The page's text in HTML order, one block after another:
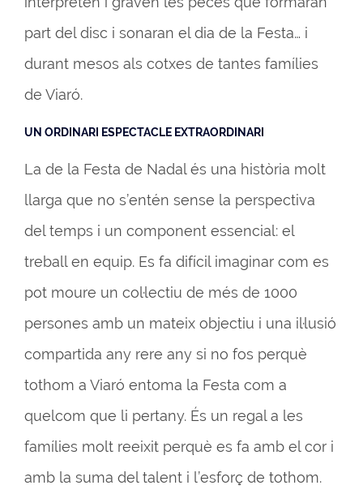
part del disc i sonaran el dia de la Festa… i
durant mesos als cotxes de tantes famílies
de Viaró.
UN ORDINARI ESPECTACLE EXTRAORDINARI
La de la Festa de Nadal és una història molt
llarga que no s’entén sense la perspectiva
del temps i un component essencial: el
treball en equip. Es fa difícil imaginar com es
pot moure un col·lectiu de més de 1000
persones amb un mateix objectiu i una il·lusió
compartida any rere any si no fos perquè
tothom a Viaró entoma la Festa com a
quelcom que li pertany. És un regal a les
famílies molt reeixit perquè es fa amb el cor i
amb la suma del talent i l’esforç de tothom.